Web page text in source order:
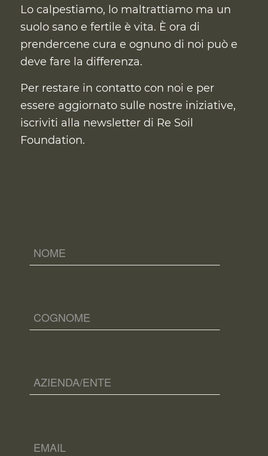
Lo calpestiamo, lo maltrattiamo ma un
suolo sano e fertile è vita. È ora di
prendercene cura e ognuno di noi può e
deve fare la differenza.
Per restare in contatto con noi e per
essere aggiornato sulle nostre iniziative,
iscriviti alla newsletter di Re Soil
Foundation.